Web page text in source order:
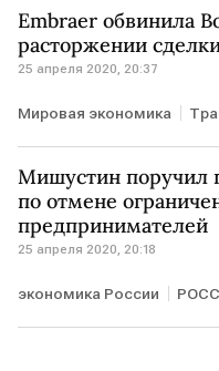
Embraer обвинила
расторжении
25 апреля 2020, 20:37
Мировая экономика
США Boeing Embraer
Мишустин поручил
по отмене
предпринимателей
25 апреля 2020, 20:18
экономика России